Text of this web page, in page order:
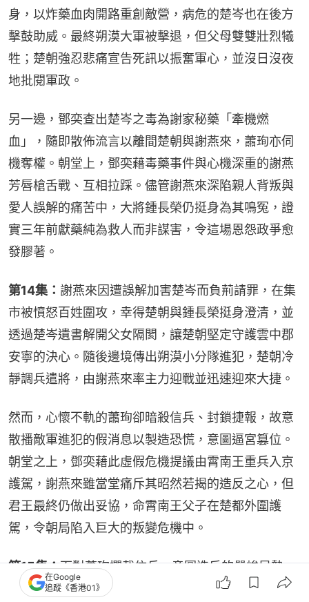
身，以炸藥血肉開路重創敵營，病危的楚岑也在後方
擊鼓助威。最終朔漠大軍被擊退，但父母雙雙壯烈犧
牲；楚朝強忍悲痛宣告死訊以振奮軍心，並沒日沒夜
地批閱軍政。
另一邊，鄧奕查出楚岑之毒為謝家秘藥「牽機燃
血」，隨即散佈流言以離間楚朝與謝燕來，蕭珣亦伺
機奪權。朝堂上，鄧奕藉毒藥事件與心機深重的謝燕
芳唇槍舌戰、互相拉踩。儘管謝燕來深陷親人背叛與
愛人誤解的痛苦中，大將鍾長榮仍挺身為其鳴冤，證
實三年前獻藥純為救人而非謀害，令這場恩怨政爭愈
發膠著。
第14集： 謝燕來因遭誤解加害楚岑而負荊請罪，在集
市被憤怒百姓圍攻，幸得楚朝與鍾長榮挺身澄清，並
透過楚岑遺書解開父女隔閡，讓楚朝堅定守護雲中郡
安寧的決心。隨後邊境傳出朔漠小分隊進犯，楚朝冷
靜調兵遣將，由謝燕來率主力迎戰並迅速迎來大捷。
然而，心懷不軌的蕭珣卻暗殺信兵、封鎖捷報，故意
散播敵軍進犯的假消息以製造恐慌，意圖逼宮篡位。
朝堂之上，鄧奕藉此虛假危機提議由霄南王重兵入京
護駕，謝燕來雖當堂痛斥其昭然若揭的造反之心，但
君王最終仍做出妥協，命霄南王父子在楚都外圍護
駕，令朝局陷入巨大的叛變危機中。
第15集：面對蕭珣攔截信兵、意圖造反的嚴峻局勢，
楚朝迅速佈局，命小曼藉助山匪眼線，將楚棠及關鍵
在Google
追蹤《香港01》